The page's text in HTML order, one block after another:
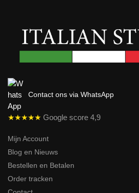
Contact ons via WhatsApp
★★★★★ Google score 4,9
Mijn Account
Blog en Nieuws
Bestellen en Betalen
Order tracken